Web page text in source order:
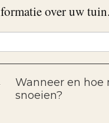
over uw tuin.
Wanneer en hoe
snoeien?